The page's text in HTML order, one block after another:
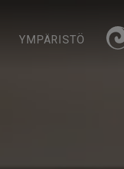
YMPÄRISTÖ